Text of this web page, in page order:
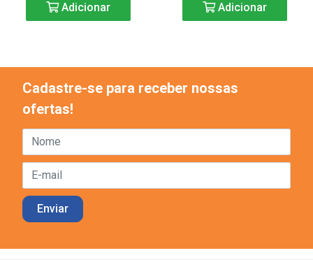
Adicionar Adicionar
Cadastre-se para receber nossas
ofertas!